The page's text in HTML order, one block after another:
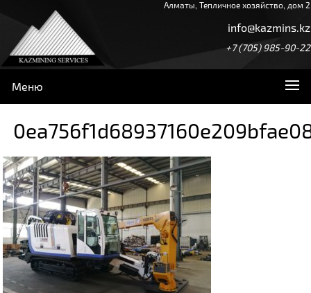
info@kazmins.kz
Алматы, Тепличное хозяйство, дом 2
+7 (705) 985-90-22
Меню